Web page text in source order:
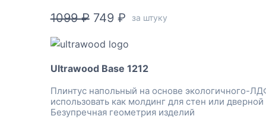
1099₽ Первоначальная
1099 ₽.
749 ₽Текущая
за штуку
Ultrawood Base 1212
Плинтус напольный на основе экологичного-
использовать как молдинг для стен или
Безупречная геометрия изделий